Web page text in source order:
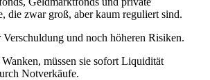
die zwar groß, aber kaum reguliert sind.
Verschuldung und noch höheren Risiken.
müssen sie sofort Liquidität
Notverkäufe.